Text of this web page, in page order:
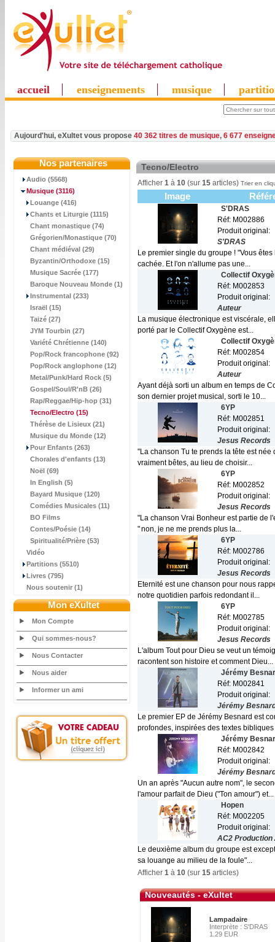
accueil enseignements musique
Aujourd'hui, eXultet vous propose 40 362 titres de musique, 6 677
Nos partenaires
Audio (5568)
Musique (3116)
Louange (416)
Chants et Liturgie (1115)
Chant monastique (74)
Grégorien/Monastique (70)
Chant médiéval (29)
Byzantin/Orthodoxe (15)
Musique Sacrée (177)
Baroque Nouveau Monde (1)
Instrumental (233)
Israël (15)
Taizé (27)
JYM Tourbin (27)
Variété Chrétienne (140)
Pop/Rock francophone (92)
Pop/Rock anglophone (12)
Metal/Punk/Hard Rock (5)
Gospel/Soul/R'nB (26)
Rap/Reggae/Hip-hop (31)
Tecno/Electro (15)
Thérèse de Lisieux (21)
Musique du Monde (12)
Pour Enfants (263)
Chorales d'enfants (13)
Noël (69)
In English (5)
Bayard Musique (120)
Comédies Musicales (11)
BO Films
Contes/Poésie (14)
Spiritualité/Prière (53)
Vidéo
Partitions (5510)
Livres (795)
Nous soutenir (1)
Mon eXultet
Mon Compte
Qui sommes-nous?
Nous Contacter
Nous aider
Informer un ami
Tecno/Electro
Afficher 1 à 10 (sur 15 articles) Trier en
Image
S'DRAS
Réf: M002886
Produit original:
S'DRAS
Le premier single du groupe ! "Vous
cachée. Et l'on n'allume pas une...
Collectif
Réf: M002853
Produit original:
Auteur
La musique électronique est viscérale,
porté par le Collectif Oxygène est...
Collectif
Réf: M002854
Produit original:
Auteur
Ayant déjà sorti un album en temps de
son dernier projet musical, sorti le 10...
6YP
Réf: M002851
Produit original:
Jesus Records
"La chanson Tu te prends la tête est
vraiment bêtes, au lieu de choisir...
6YP
Réf: M002852
Produit original:
Jesus Records
"La chanson Vrai Bonheur est partie de
" non, je ne me prends plus la...
6YP
Réf: M002786
Produit original:
Jesus Records
Eternité est une chanson pour nous
notre quotidien parfois redondant il...
6YP
Réf: M002785
Produit original:
Jesus Records
L'album Tout pour Dieu se veut un
racontent son histoire et comment Dieu...
Jérémy
Réf: M002841
Produit original:
Jérémy
Le premier EP de Jérémy Besnard est
profondes, inspirées des textes bibliques
Jérémy
Réf: M002842
Produit original:
Jérémy
Un an après "Aucun autre nom", le
l'amour parfait de Dieu ("Ton amour") et...
Hopen
Réf: M002205
Produit original:
AC2 Production
Le deuxième album du groupe est
sa louange au milieu de la foule"...
Afficher 1 à 10 (sur 15 articles)
Nouveautés - eXultet
Lampadaire
Interprète : S'DRAS
1.29 EUR